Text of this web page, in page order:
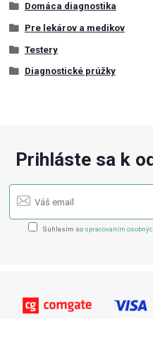
Domáca diagnostika
Pre lekárov a medikov
Testery
Diagnostické prúžky
Prihláste sa k
Súhlasím so spracovaním